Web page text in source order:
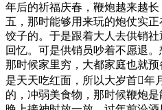
年后的祈福庆春，鞭炮越来越
五，那时能够用来玩的炮仗实
饺子的。于是跟着大人去供销
回忆。可是供销员吵着不愿退
那时候家里穷，大都家庭也就
是天天吃红面，所以大岁首年
的，冲弱美食物，那时候鞭炮